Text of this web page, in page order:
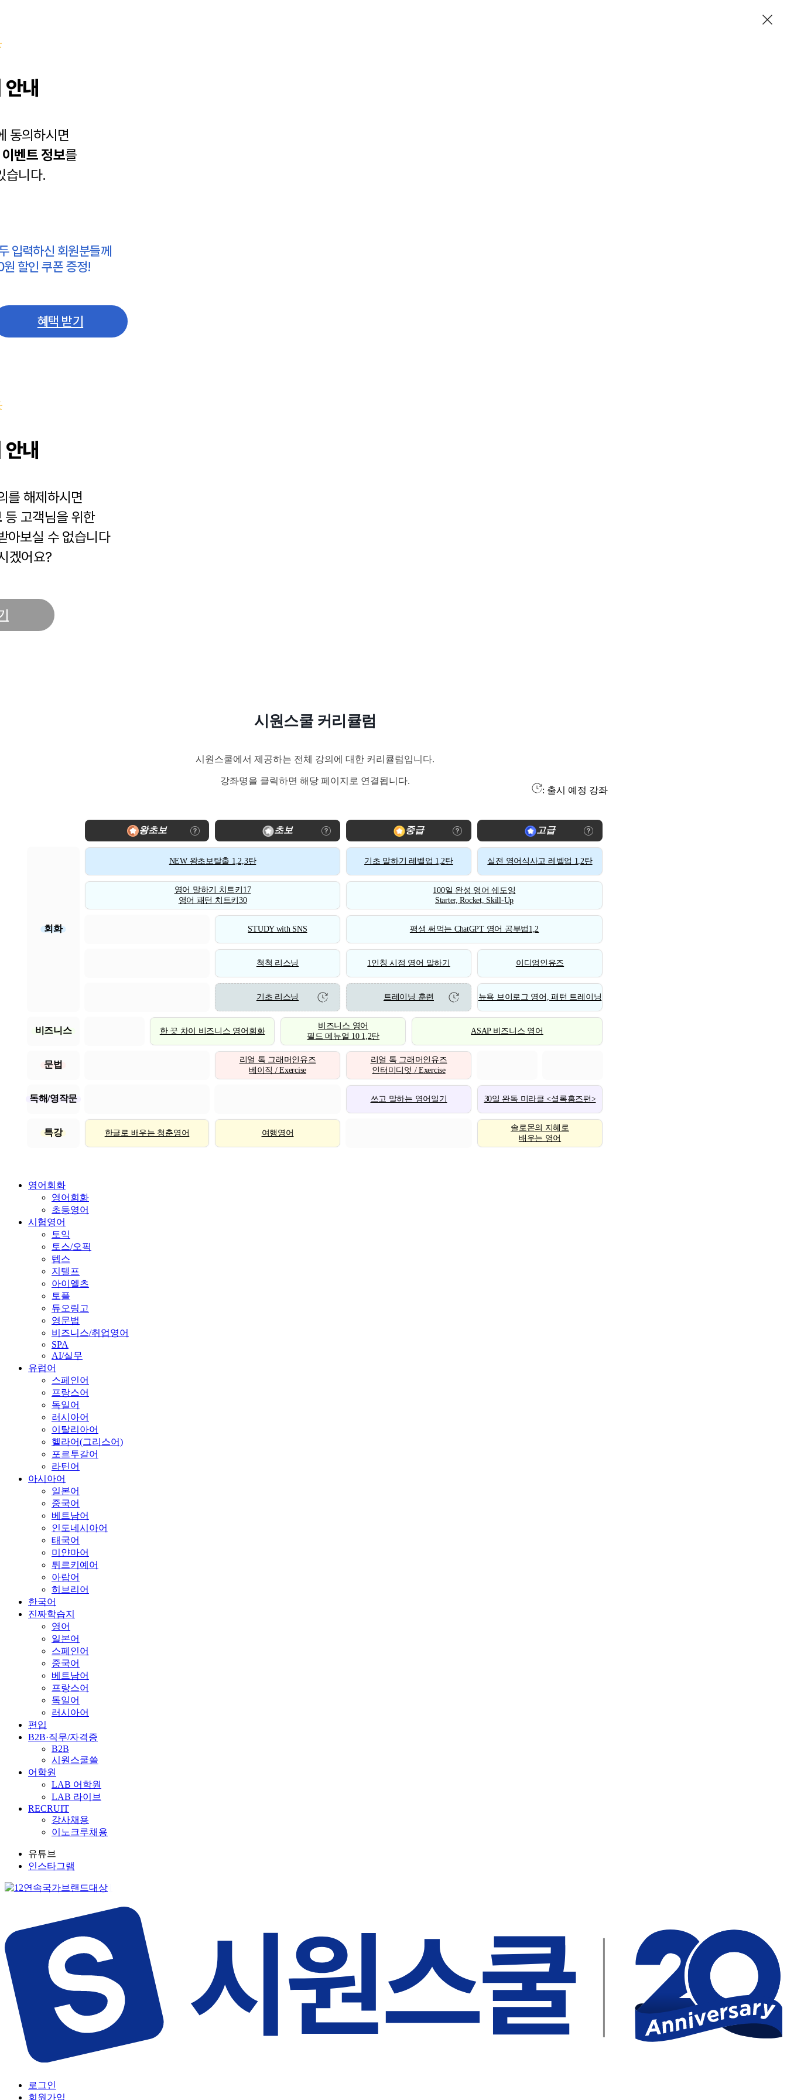
내
동의하시면
이벤트 정보를
습니다.
입력하신 회원분들께
할인 쿠폰 증정!
혜택 받기
내
를 해제하시면
등 고객님을 위한
아보실 수 없습니다
겠어요?
시원스쿨 커리큘럼
시원스쿨에서 제공하는 전체 강의에 대한 커리큘럼입니다.
강좌명을 클릭하면 해당 페이지로 연결됩니다.
: 출시 예정 강좌
왕초보 초보 중급 고급
회화
NEW 왕초보탈출 1,2,3탄 기초 말하기 레벨업 1,2탄 실전 영어식사고 레벨업 1,2탄
영어 말하기 치트키17
영어 패턴 치트키30
100일 완성 영어 쉐도잉
Starter, Rocket, Skill-Up
STUDY with SNS 평생 써먹는 ChatGPT 영어 공부법1,2
척척 리스닝 1인칭 시점 영어 말하기 이디엄인유즈
기초 리스닝 트레이닝 훈련 뉴욕 브이로그 영어, 패턴 트레이닝
비즈니스 한 끗 차이 비즈니스 영어회화
비즈니스 영어
필드 메뉴얼 10 1,2탄
ASAP 비즈니스 영어
문법
리얼 톡 그래머인유즈
베이직 / Exercise
리얼 톡 그래머인유즈
인터미디엇 / Exercise
독해/영작문 쓰고 말하는 영어일기 30일 완독 미라클 <셜록홈즈편>
특강 한글로 배우는 청춘영어 여행영어
솔로몬의 지혜로
배우는 영어
영어회화
영어회화
초등영어
시험영어
토익
토스/오픽
텝스
지텔프
아이엘츠
토플
듀오링고
영문법
비즈니스/취업영어
SPA
AI/실무
유럽어
스페인어
프랑스어
독일어
러시아어
이탈리아어
헬라어(그리스어)
포르투갈어
라틴어
아시아어
일본어
중국어
베트남어
인도네시아어
태국어
미얀마어
튀르키예어
아랍어
히브리어
한국어
진짜학습지
영어
일본어
스페인어
중국어
베트남어
프랑스어
독일어
러시아어
편입
B2B·직무/자격증
B2B
시원스쿨쓸
어학원
LAB 어학원
LAB 라이브
RECRUIT
강사채용
이노크루채용
유튜브
인스타그램
로그인
회원가입